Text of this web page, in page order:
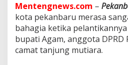
t
i
k
a
n
K
Mentengnews.com –
kota pekanbaru merasa
bahagia ketika
bupati Agam, anggota
camat tanjung mutiara.